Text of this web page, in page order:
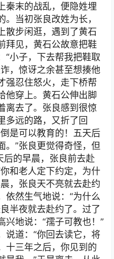
秦末的战乱，便隐姓埋
当初张良改姓为长，
散步闲逛，遇到了黄石
拜见，黄石公故意把鞋
“小子，下去帮我把鞋取
，惊讶之余甚至想揍他
强忍住怒火，走下桥帮
他穿上。黄石公伸出脚
离去了。张良感到很惊
多远的路，又折了回
是可以教育的！五天后
。”张良更觉得奇怪，但
后的早晨，张良前去赴
和老人定下约定，为什
，张良天不亮就去赴约
依然生气地说：“为什么
半夜就去赴约了。过了
兴地说：“孺子可教也！”
说道：“你回去读它，将
十三年之后，你见到的